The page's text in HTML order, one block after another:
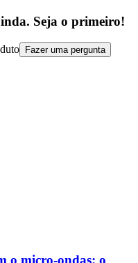
Seja o primeiro!
Fazer uma pergunta
o micro-ondas: o